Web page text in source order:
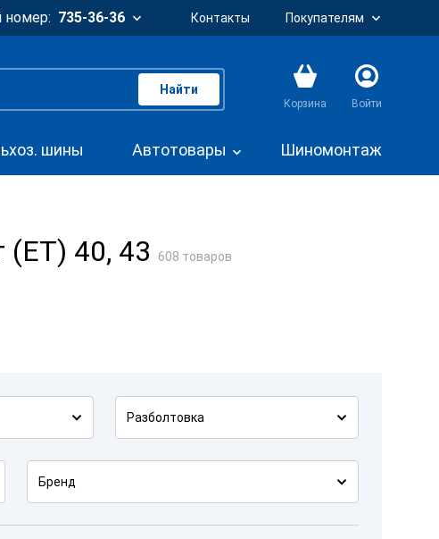
номер: 735-36-36 Контакты Покупателям
Найти
Корзина Войти
шины Автотовары Шиномонтаж
40, 43 608 товаров
Разболтовка
Бренд